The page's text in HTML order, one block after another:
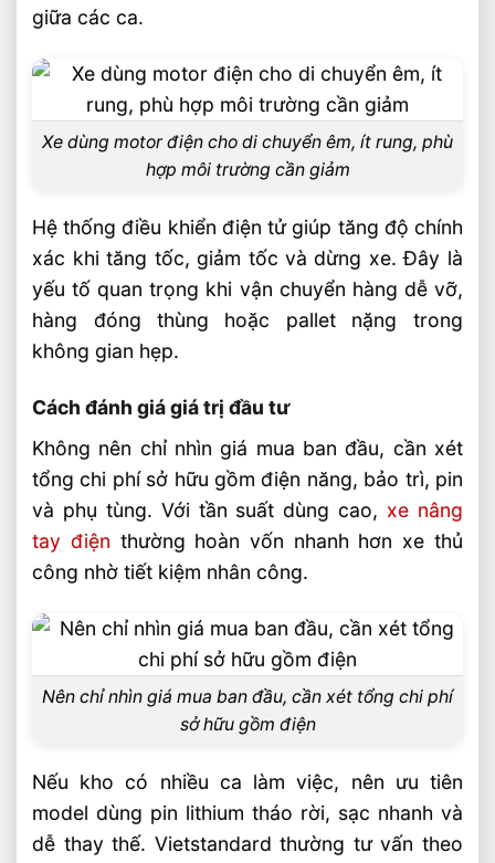
giữa các ca.
Xe dùng motor điện cho di chuyển êm, ít rung, phù
hợp môi trường cần giảm
Hệ thống điều khiển điện tử giúp tăng độ chính
xác khi tăng tốc, giảm tốc và dừng xe. Đây là
yếu tố quan trọng khi vận chuyển hàng dễ vỡ,
hàng đóng thùng hoặc pallet nặng trong
không gian hẹp.
Cách đánh giá giá trị đầu tư
Không nên chỉ nhìn giá mua ban đầu, cần xét
tổng chi phí sở hữu gồm điện năng, bảo trì, pin
và phụ tùng. Với tần suất dùng cao, xe nâng
tay điện thường hoàn vốn nhanh hơn xe thủ
công nhờ tiết kiệm nhân công.
Nên chỉ nhìn giá mua ban đầu, cần xét tổng chi phí
sở hữu gồm điện
Nếu kho có nhiều ca làm việc, nên ưu tiên
model dùng pin lithium tháo rời, sạc nhanh và
dễ thay thế. Vietstandard thường tư vấn theo